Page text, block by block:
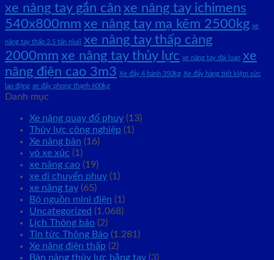
xe nâng tay gắn cân xe nâng tay ichimens
540x800mm xe nâng tay mạ kẽm 2500kg xe
nâng tay thấp 2.5 tấn niuli xe nâng tay thấp càng
2000mm xe nâng tay thủy lực xe nâng tay đài loan xe
nâng điện cao 3m3 Xe đẩy 4 bánh 350kg Xe đẩy hàng tiết kiệm sức
lao động xe đẩy phong thạnh 600kg
Danh mục
Xe nâng quay đổ phuy (13)
Thủy lực công nghiệp (1)
Xe nâng bàn (16)
vỏ xe xúc (1)
xe nâng cao (19)
xe di chuyển phuy (1)
xe nâng tay (65)
Bộ nguồn mini điện (1)
Uncategorized (1.068)
Lịch Thông báo (2)
Tin tức Thông Báo (1.281)
Xe nâng điện thấp (2)
Bàn nâng thủy lực bằng tay (3)